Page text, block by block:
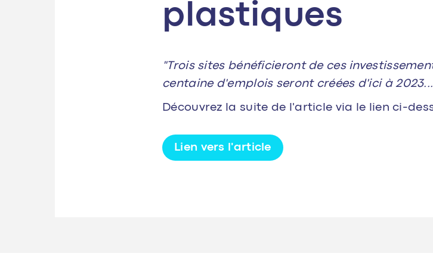
plastiques
"Trois sites bénéficieront de ces
centaine d'emplois seront créées d'ici à
Découvrez la suite de l'article via le lien ci-
Lien vers l'article